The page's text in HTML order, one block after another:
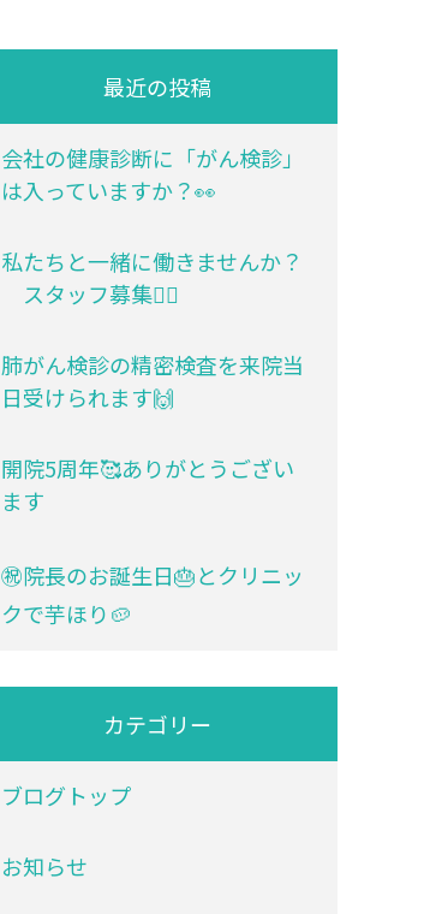
最近の投稿
会社の健康診断に「がん検診」
は入っていますか？👀
私たちと一緒に働きませんか？
スタッフ募集💁‍♀️
肺がん検診の精密検査を来院当
日受けられます🙌
開院5周年🥰ありがとうござい
ます
㊗院長のお誕生日🎂とクリニッ
クで芋ほり🥔
カテゴリー
ブログトップ
お知らせ